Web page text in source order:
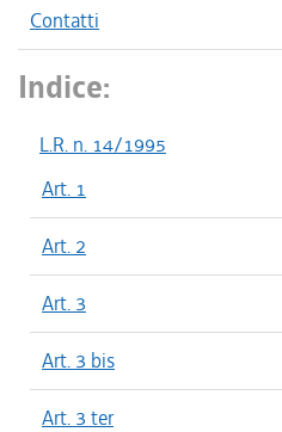
Contatti
Indice:
L.R. n. 14/1995
Art. 1
Art. 2
Art. 3
Art. 3 bis
Art. 3 ter